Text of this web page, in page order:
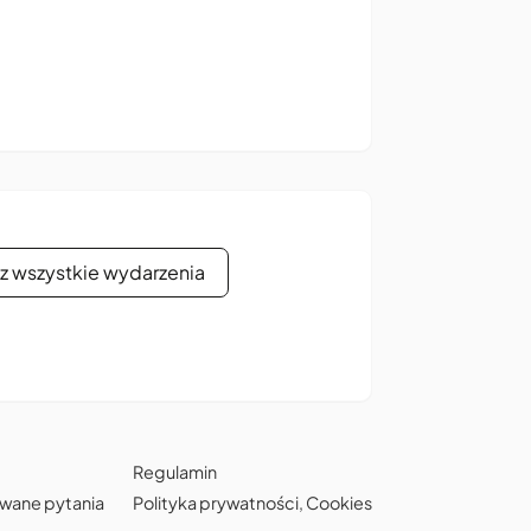
wszystkie wydarzenia
pytania
Regulamin
Polityka prywatności, Cookies